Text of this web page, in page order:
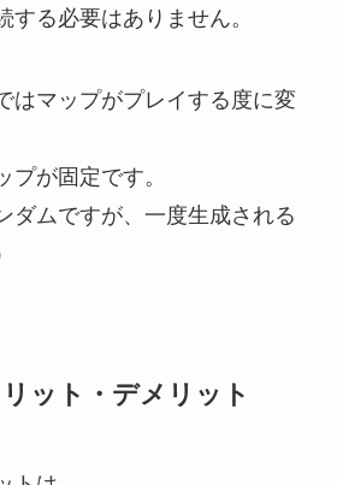
する必要はありません。
はマップがプレイする度に変
プが固定です。
ダムですが、一度生成される
ット・デメリット